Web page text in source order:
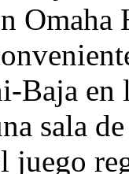
Omaha
Baja en
sala
juego